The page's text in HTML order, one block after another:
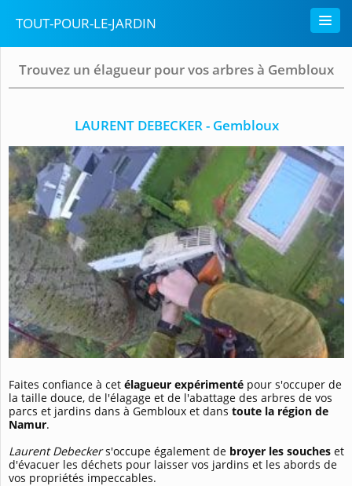
TOUT-POUR-LE-JARDIN
Trouvez un élagueur pour vos arbres à Gembloux
LAURENT DEBECKER - Gembloux
Faites confiance à cet élagueur expérimenté pour s'occuper de
la taille douce, de l'élagage et de l'abattage des arbres de vos
parcs et jardins dans à Gembloux et dans toute la région de
Namur.
Laurent Debeckers'occupe également de broyer les souches et
d'évacuer les déchets pour laisser vos jardins et les abords de
vos propriétés impeccables.